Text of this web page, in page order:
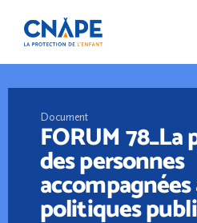
Document
FORUM
des personnes
politiques